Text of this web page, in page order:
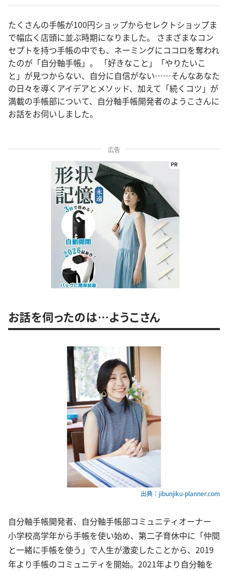
たくさんの手帳が100円ショップからセレクトショップま
で幅広く店頭に並ぶ時期になりました。 さまざまなコン
セプトを持つ手帳の中でも、ネーミングにココロを奪われ
たのが「自分軸手帳」。 「好きなこと」「やりたいこ
と」が見つからない、自分に自信がない……そんなあなた
の日々を導くアイデアとメソッド、加えて「続くコツ」が
満載の手帳部について、自分軸手帳開発者のようこさんに
お話をお伺いしました。
広告
お話を伺ったのは…ようこさん
出典：jibunjiku-planner.com
自分軸手帳開発者、自分軸手帳部コミュニティオーナー
小学校高学年から手帳を使い始め、第二子育休中に「仲間
と一緒に手帳を使う」で人生が激変したことから、2019
年より手帳のコミュニティを開始。2021年より自分軸を